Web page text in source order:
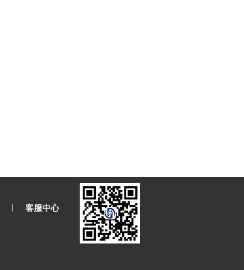
客服中心